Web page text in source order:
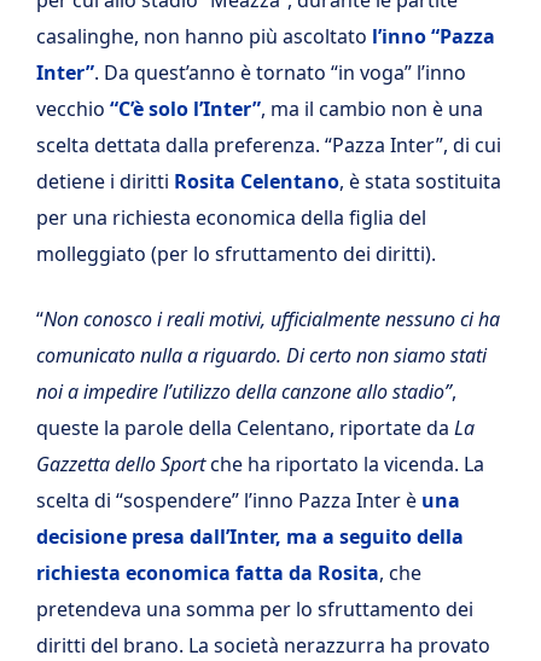
casalinghe, non hanno più ascoltato l’inno “Pazza
Inter”. Da quest’anno è tornato “in voga” l’inno
vecchio “C’è solo l’Inter”, ma il cambio non è una
scelta dettata dalla preferenza. “Pazza Inter”, di cui
detiene i diritti Rosita Celentano, è stata sostituita
per una richiesta economica della figlia del
molleggiato (per lo sfruttamento dei diritti).
“Non conosco i reali motivi, ufficialmente nessuno ci ha
comunicato nulla a riguardo. Di certo non siamo stati
noi a impedire l’utilizzo della canzone allo stadio”,
queste la parole della Celentano, riportate da La
Gazzetta dello Sportche ha riportato la vicenda. La
scelta di “sospendere” l’inno Pazza Inter è una
decisione presa dall’Inter, ma a seguito della
richiesta economica fatta da Rosita, che
pretendeva una somma per lo sfruttamento dei
diritti del brano. La società nerazzurra ha provato